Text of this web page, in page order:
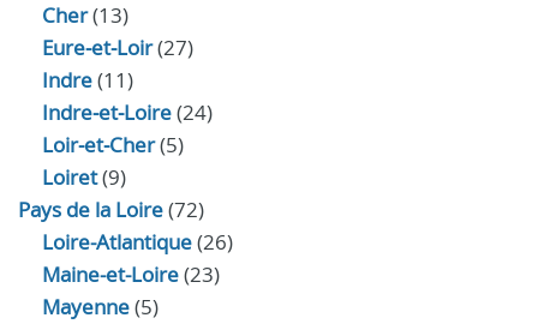
Cher(13)
Eure‑et‑Loir(27)
Indre(11)
Indre‑et‑Loire(24)
Loir‑et‑Cher(5)
Loiret(9)
Pays de la Loire(72)
Loire-Atlantique(26)
Maine-et-Loire(23)
Mayenne(5)